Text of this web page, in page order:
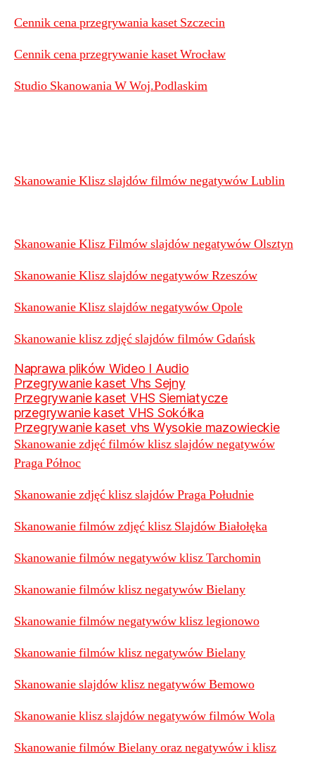
Cennik cena przegrywania kaset Szczecin
Cennik cena przegrywanie kaset Wrocław
Studio Skanowania W Woj.Podlaskim
Skanowanie Klisz slajdów filmów negatywów Lublin
Skanowanie Klisz Filmów slajdów negatywów Olsztyn
Skanowanie Klisz slajdów negatywów Rzeszów
Skanowanie Klisz slajdów negatywów Opole
Skanowanie klisz zdjęć slajdów filmów Gdańsk
Naprawa plików Wideo I Audio
Przegrywanie kaset Vhs Sejny
Przegrywanie kaset VHS Siemiatycze
przegrywanie kaset VHS Sokółka
Przegrywanie kaset vhs Wysokie mazowieckie
Skanowanie zdjęć filmów klisz slajdów negatywów
Praga Północ
Skanowanie zdjęć klisz slajdów Praga Południe
Skanowanie filmów zdjęć klisz Slajdów Białołęka
Skanowanie filmów negatywów klisz Tarchomin
Skanowanie filmów klisz negatywów Bielany
Skanowanie filmów negatywów klisz legionowo
Skanowanie filmów klisz negatywów Bielany
Skanowanie slajdów klisz negatywów Bemowo
Skanowanie klisz slajdów negatywów filmów Wola
Skanowanie filmów Bielany oraz negatywów i klisz